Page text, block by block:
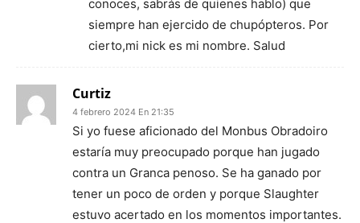
conoces, sabrás de quienes hablo) que
siempre han ejercido de chupópteros. Por
cierto,mi nick es mi nombre. Salud
Curtiz
4 febrero 2024 En 21:35
Si yo fuese aficionado del Monbus Obradoiro
estaría muy preocupado porque han jugado
contra un Granca penoso. Se ha ganado por
tener un poco de orden y porque Slaughter
estuvo acertado en los momentos importantes.